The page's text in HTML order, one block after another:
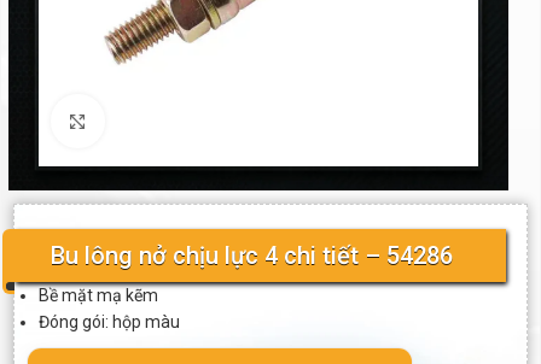
Bu lông nở chịu lực 4 chi tiết – 54286
Bề mặt mạ kẽm
Đóng gói: hộp màu